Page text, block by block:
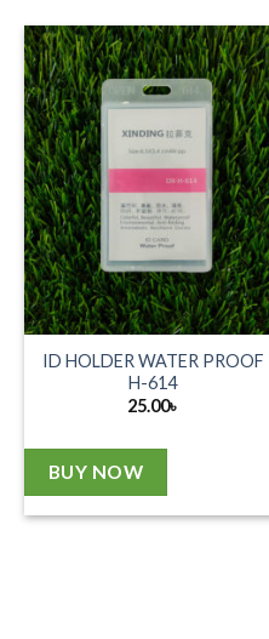
ID HOLDER WATER PROOF
H-614
25.00৳
BUY NOW